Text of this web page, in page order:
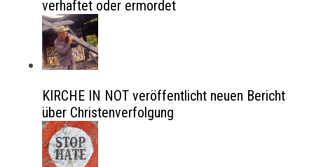
verhaftet oder ermordet
KIRCHE IN NOT veröffentlicht neuen Bericht
über Christenverfolgung